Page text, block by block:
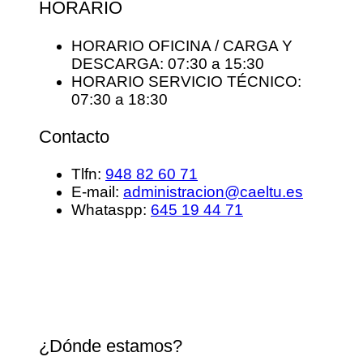
HORARIO
HORARIO OFICINA / CARGA Y
DESCARGA: 07:30 a 15:30
HORARIO SERVICIO TÉCNICO:
07:30 a 18:30
Contacto
Tlfn: 948 82 60 71
E-mail: administracion@caeltu.es
Whataspp: 645 19 44 71
¿Dónde estamos?